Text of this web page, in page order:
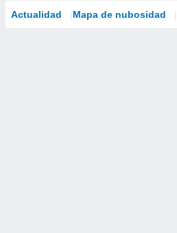
Actualidad Mapa de nubosidad